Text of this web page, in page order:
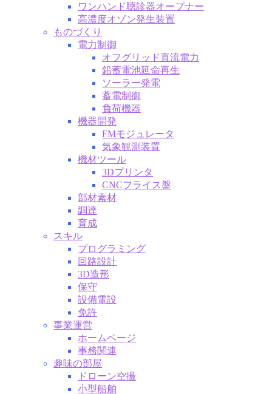
ワンハンド聴診器オープナー
高濃度オゾン発生装置
ものづくり
電力制御
オフグリッド直流電力
鉛蓄電池延命再生
ソーラー発電
蓄電制御
負荷機器
機器開発
FMモジュレータ
気象観測装置
機材ツール
3Dプリンタ
CNCフライス盤
部材素材
調達
育成
スキル
プログラミング
回路設計
3D造形
保守
設備電設
免許
事業運営
ホームページ
事務関連
趣味の部屋
ドローン空撮
小型船舶